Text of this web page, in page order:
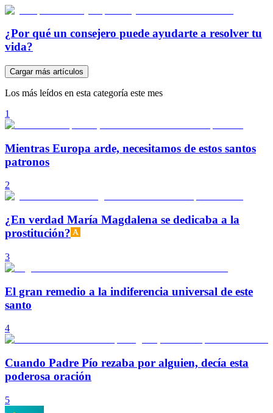
¿Por qué un consejero puede ayudarte a resolver tu
vida?
Cargar más artículos
Los más leídos en esta categoría este mes
1
Mientras Europa arde, necesitamos de estos santos
patronos
2
¿En verdad María Magdalena se dedicaba a la
prostitución?
3
El gran remedio a la indiferencia universal de este
santo
4
Cuando Padre Pío rezaba por alguien, decía esta
poderosa oración
5